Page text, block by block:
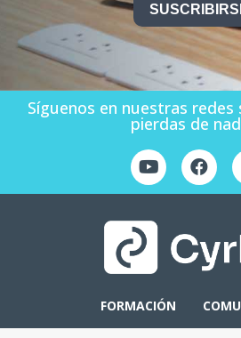
Síguenos en nuestras redes
pierdas de
FORMACIÓN